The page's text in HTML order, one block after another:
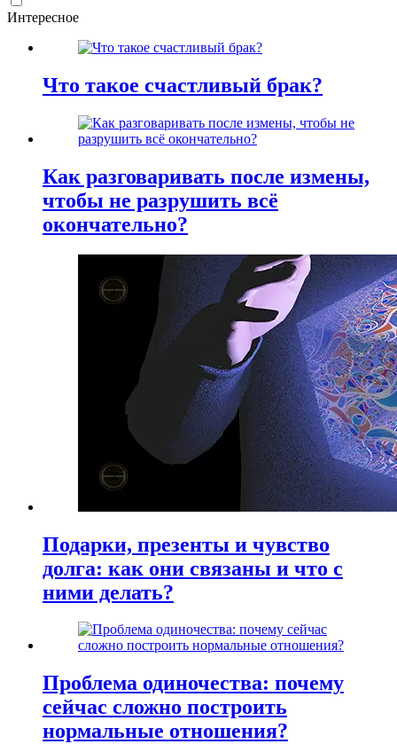
Интересное
Что такое счастливый брак?
Как разговаривать после измены,
чтобы не разрушить всё
окончательно?
Подарки, презенты и чувство
долга: как они связаны и что с
ними делать?
Проблема одиночества: почему
сейчас сложно построить
нормальные отношения?